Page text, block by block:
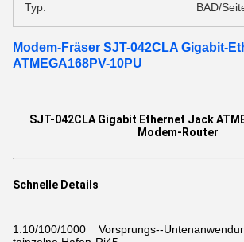
Typ: BAD/
Modem-Fräser SJT-042CLA Gigabit-
ATMEGA168PV-10PU
SJT-042CLA Gigabit Ethernet Jack
Modem-Router
Schnelle Details
1.10/100/1000 Vorsprungs--